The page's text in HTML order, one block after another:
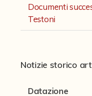
Caricature, disegni, figurini,
Opere per il cinema
Documenti
Testoni
Notizie storico
Datazione